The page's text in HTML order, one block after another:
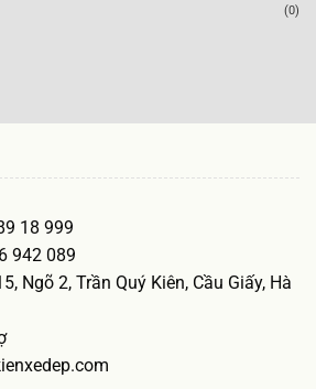
(0)
18 999
942 089
Ngõ 2, Trần Quý Kiên, Cầu Giấy, Hà